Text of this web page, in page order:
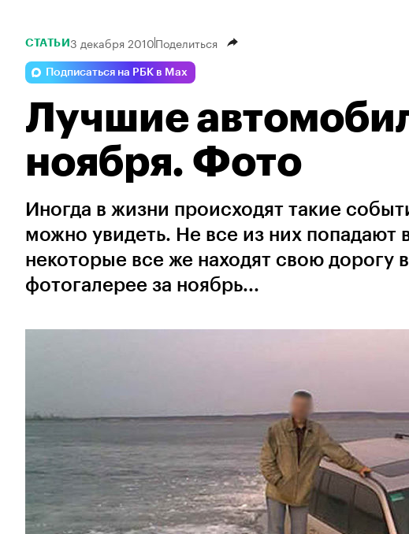
СТАТЬИ 3 декабря 2010Поделиться
Подписаться на РБК в Max
Лучшие
ноября. Фото
Иногда в жизни происходят такие
можно увидеть. Не все из них попадают
некоторые все же находят свою
фотогалерее за ноябрь...